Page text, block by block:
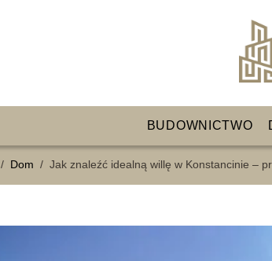
BUDOWNICTWO
/ Dom / Jak znaleźć idealną willę w Konstancinie –